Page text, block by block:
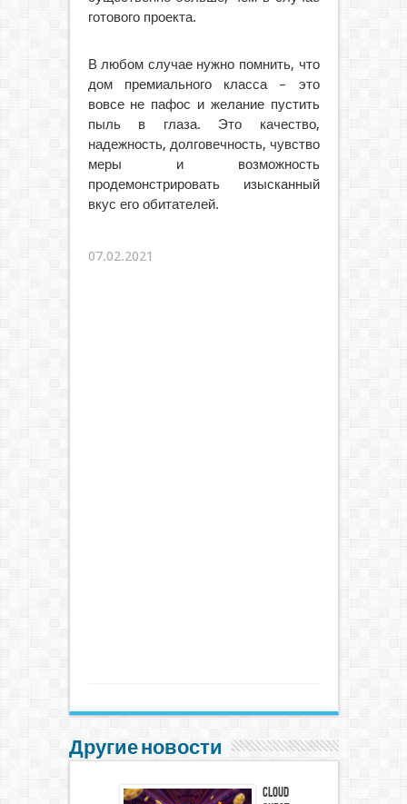
готового проекта.
В любом случае нужно помнить, что
дом премиального класса – это
вовсе не пафос и желание пустить
пыль в глаза. Это качество,
надежность, долговечность, чувство
меры и возможность
продемонстрировать изысканный
вкус его обитателей.
07.02.2021
Другие новости
Cloud